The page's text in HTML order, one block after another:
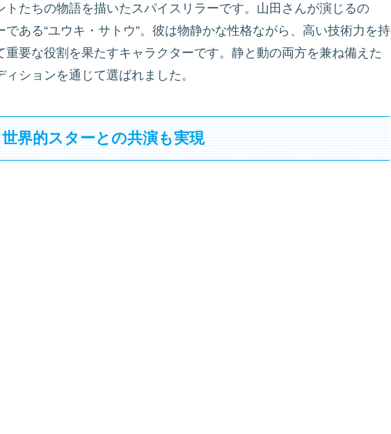
トたちの物語を描いたスパイスリラーです。山田さんが演じるの
ある“ユウキ・サトウ”。彼は物静かな性格ながら、高い技術力を持
重要な役割を果たすキャラクターです。静と動の両方を兼ね備えた
ションを通じて選ばれました。
界的スターとの共演も実現